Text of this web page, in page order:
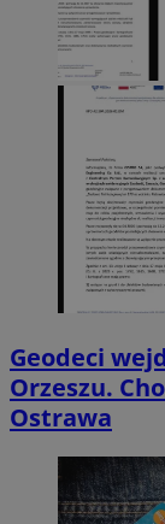
Geodeci
Orzeszu.
Ostrawa